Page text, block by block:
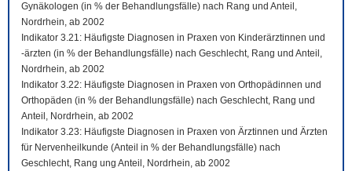
Gynäkologen (in % der Behandlungsfälle) nach Rang und Anteil,
Nordrhein, ab 2002
Indikator 3.21: Häufigste Diagnosen in Praxen von Kinderärztinnen und
-ärzten (in % der Behandlungsfälle) nach Geschlecht, Rang und Anteil,
Nordrhein, ab 2002
Indikator 3.22: Häufigste Diagnosen in Praxen von Orthopädinnen und
Orthopäden (in % der Behandlungsfälle) nach Geschlecht, Rang und
Anteil, Nordrhein, ab 2002
Indikator 3.23: Häufigste Diagnosen in Praxen von Ärztinnen und Ärzten
für Nervenheilkunde (Anteil in % der Behandlungsfälle) nach
Geschlecht, Rang ung Anteil, Nordrhein, ab 2002